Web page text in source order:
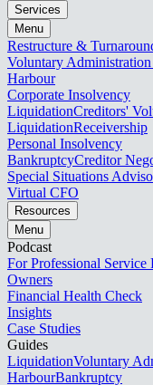
Services
Menu
Restructure &
Voluntary
Harbour
Corporate Insolvency
LiquidationCreditors'
LiquidationReceivership
Personal Insolvency
BankruptcyCreditor
Special Situations
Virtual CFO
Resources
Menu
Podcast
For Professional
Owners
Financial Health Check
Insights
Case Studies
Guides
LiquidationVoluntary
HarbourBankruptcy